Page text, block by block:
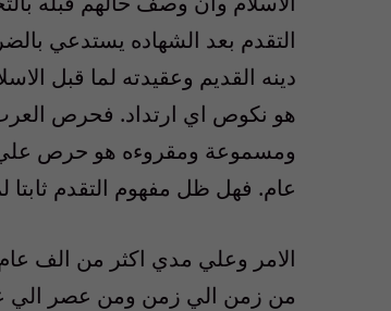
التقدم بعد الشهاده يستدعي
دينه القديم وعقيدته لما قبل
هو نكوص اي ارتداد. فحرص
عام. فهل ظل مفهوم التقدم ثابتا
الامر وعلي مدي اكثر من الف
من زمن الي زمن ومن عصر الي